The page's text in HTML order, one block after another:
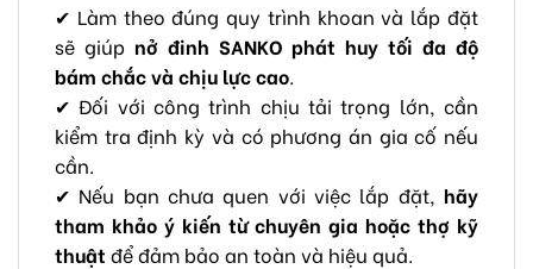
✔ Làm theo đúng quy trình khoan và lắp đặt
sẽ giúp nở đinh SANKO phát huy tối đa độ
bám chắc và chịu lực cao.
✔ Đối với công trình chịu tải trọng lớn, cần
kiểm tra định kỳ và có phương án gia cố nếu
cần.
✔ Nếu bạn chưa quen với việc lắp đặt, hãy
tham khảo ý kiến từ chuyên gia hoặc thợ kỹ
thuật để đảm bảo an toàn và hiệu quả.